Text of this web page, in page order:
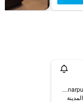
22-25, Mannarpuram Junction, تيروتشيرابالي, الهند